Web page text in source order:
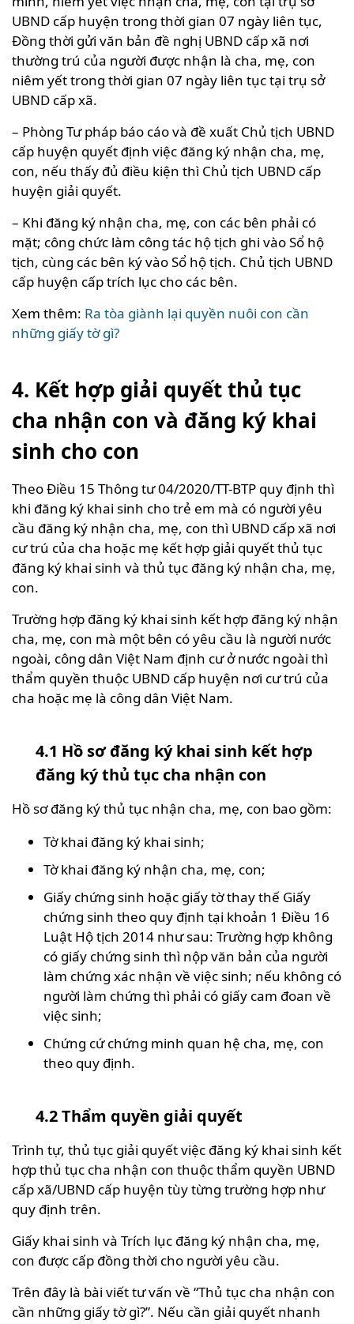
UBND cấp huyện trong thời gian 07 ngày liên tục,
Đồng thời gửi văn bản đề nghị UBND cấp xã nơi
thường trú của người được nhận là cha, mẹ, con
niêm yết trong thời gian 07 ngày liên tục tại trụ sở
UBND cấp xã.
– Phòng Tư pháp báo cáo và đề xuất Chủ tịch UBND
cấp huyện quyết định việc đăng ký nhận cha, mẹ,
con, nếu thấy đủ điều kiện thì Chủ tịch UBND cấp
huyện giải quyết.
– Khi đăng ký nhận cha, mẹ, con các bên phải có
mặt; công chức làm công tác hộ tịch ghi vào Sổ hộ
tịch, cùng các bên ký vào Sổ hộ tịch. Chủ tịch UBND
cấp huyện cấp trích lục cho các bên.
Xem thêm: Ra tòa giành lại quyền nuôi con cần
những giấy tờ gì?
4. Kết hợp giải quyết thủ tục
cha nhận con và đăng ký khai
sinh cho con
Theo Điều 15 Thông tư 04/2020/TT-BTP quy định thì
khi đăng ký khai sinh cho trẻ em mà có người yêu
cầu đăng ký nhận cha, mẹ, con thì UBND cấp xã nơi
cư trú của cha hoặc mẹ kết hợp giải quyết thủ tục
đăng ký khai sinh và thủ tục đăng ký nhận cha, mẹ,
con.
Trường hợp đăng ký khai sinh kết hợp đăng ký nhận
cha, mẹ, con mà một bên có yêu cầu là người nước
ngoài, công dân Việt Nam định cư ở nước ngoài thì
thẩm quyền thuộc UBND cấp huyện nơi cư trú của
cha hoặc mẹ là công dân Việt Nam.
4.1 Hồ sơ đăng ký khai sinh kết hợp
đăng ký thủ tục cha nhận con
Hồ sơ đăng ký thủ tục nhận cha, mẹ, con bao gồm:
Tờ khai đăng ký khai sinh;
Tờ khai đăng ký nhận cha, mẹ, con;
Giấy chứng sinh hoặc giấy tờ thay thế Giấy
chứng sinh theo quy định tại khoản 1 Điều 16
Luật Hộ tịch 2014 như sau: Trường hợp không
có giấy chứng sinh thì nộp văn bản của người
làm chứng xác nhận về việc sinh; nếu không có
người làm chứng thì phải có giấy cam đoan về
việc sinh;
Chứng cứ chứng minh quan hệ cha, mẹ, con
theo quy định.
4.2 Thẩm quyền giải quyết
Trình tự, thủ tục giải quyết việc đăng ký khai sinh kết
hợp thủ tục cha nhận con thuộc thẩm quyền UBND
cấp xã/UBND cấp huyện tùy từng trường hợp như
quy định trên.
Giấy khai sinh và Trích lục đăng ký nhận cha, mẹ,
con được cấp đồng thời cho người yêu cầu.
Trên đây là bài viết tư vấn về “Thủ tục cha nhận con
cần những giấy tờ gì?”. Nếu cần giải quyết nhanh